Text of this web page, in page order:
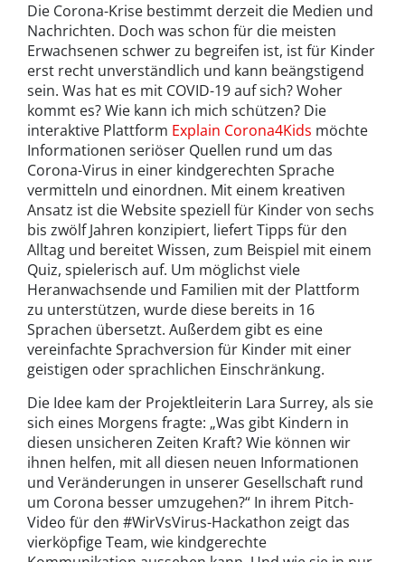
Die Corona-Krise bestimmt derzeit die Medien und
Nachrichten. Doch was schon für die meisten
Erwachsenen schwer zu begreifen ist, ist für Kinder
erst recht unverständlich und kann beängstigend
sein. Was hat es mit COVID-19 auf sich? Woher
kommt es? Wie kann ich mich schützen? Die
interaktive Plattform Explain Corona4Kids möchte
Informationen seriöser Quellen rund um das
Corona-Virus in einer kindgerechten Sprache
vermitteln und einordnen. Mit einem kreativen
Ansatz ist die Website speziell für Kinder von sechs
bis zwölf Jahren konzipiert, liefert Tipps für den
Alltag und bereitet Wissen, zum Beispiel mit einem
Quiz, spielerisch auf. Um möglichst viele
Heranwachsende und Familien mit der Plattform
zu unterstützen, wurde diese bereits in 16
Sprachen übersetzt. Außerdem gibt es eine
vereinfachte Sprachversion für Kinder mit einer
geistigen oder sprachlichen Einschränkung.
Die Idee kam der Projektleiterin Lara Surrey, als sie
sich eines Morgens fragte: „Was gibt Kindern in
diesen unsicheren Zeiten Kraft? Wie können wir
ihnen helfen, mit all diesen neuen Informationen
und Veränderungen in unserer Gesellschaft rund
um Corona besser umzugehen?“ In ihrem Pitch-
Video für den #WirVsVirus-Hackathon zeigt das
vierköpfige Team, wie kindgerechte